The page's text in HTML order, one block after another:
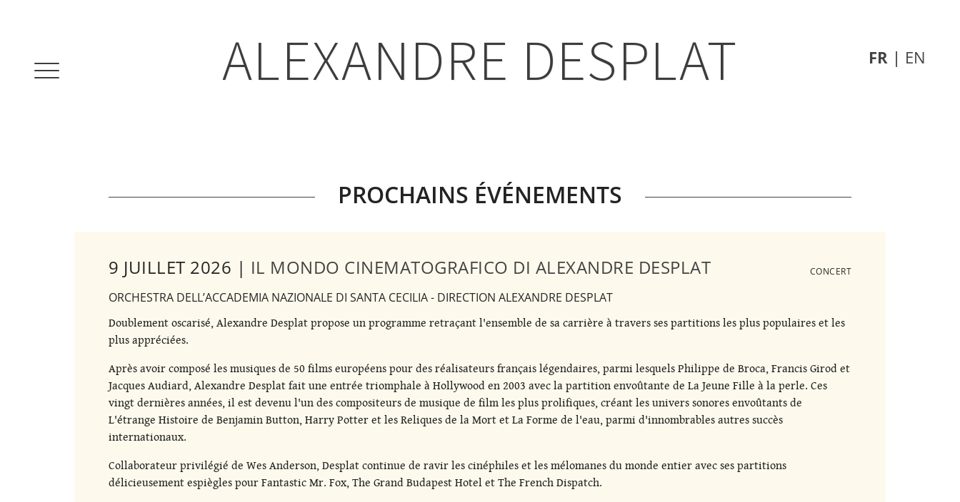
ALEXANDRE DESPLAT FR | EN
PROCHAINS ÉVÉNEMENTS
9 JUILLET 2026 | IL MONDO CINEMATOGRAFICO DI ALEXANDRE DESPLAT CONCERT
ORCHESTRA DELL’ACCADEMIA NAZIONALE DI SANTA CECILIA - DIRECTION ALEXANDRE DESPLAT
Doublement oscarisé, Alexandre Desplat propose un programme retraçant l'ensemble de sa carrière à travers ses partitions les plus populaires et les
plus appréciées.
Après avoir composé les musiques de 50 films européens pour des réalisateurs français légendaires, parmi lesquels Philippe de Broca, Francis Girod et
Jacques Audiard, Alexandre Desplat fait une entrée triomphale à Hollywood en 2003 avec la partition envoûtante de La Jeune Fille à la perle. Ces
vingt dernières années, il est devenu l'un des compositeurs de musique de film les plus prolifiques, créant les univers sonores envoûtants de
L'étrange Histoire de Benjamin Button, Harry Potter et les Reliques de la Mort et La Forme de l'eau, parmi d'innombrables autres succès
internationaux.
Collaborateur privilégié de Wes Anderson, Desplat continue de ravir les cinéphiles et les mélomanes du monde entier avec ses partitions
délicieusement espiègles pour Fantastic Mr. Fox, The Grand Budapest Hotel et The French Dispatch.